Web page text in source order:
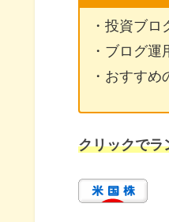
・投資ブ
・ブログ
・おすす
クリックでラ